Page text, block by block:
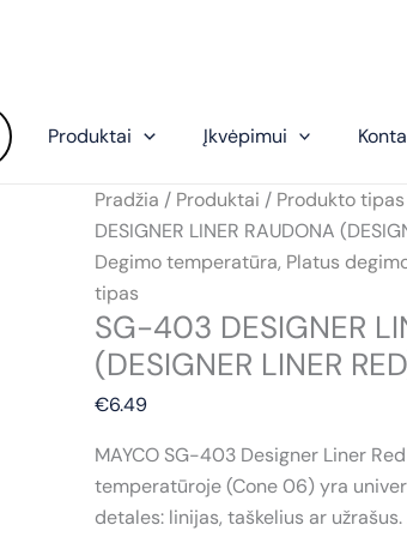
Produktai Įkvėpimui
Pradžia / Produktai / Produkto tipas
DESIGNER LINER RAUDONA
Degimo temperatūra, Platus
tipas
SG-403 DESIGNER
(DESIGNER LINER
€6.49
MAYCO SG-403 Designer Liner
temperatūroje (Cone 06) yra
detales: linijas, taškelius ar